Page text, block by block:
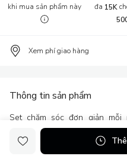
khi mua sản phẩm này
đa 15K
Xem phí giao hàng
Thông tin sản phẩm
Set chăm sóc đơn giản
OOZOO thương hiệu mặt nạ
ampoule - một tinh chất cô